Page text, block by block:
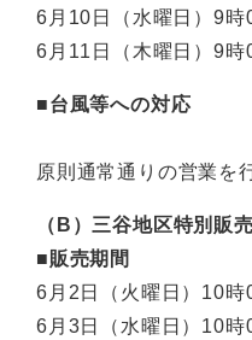
6月10日（水曜日）9
6月11日（木曜日）9
■台風等への対応
原則通常通りの営業を
（B）三谷地区特別販
■販売期間
6月2日（火曜日）10
6月3日（水曜日）10